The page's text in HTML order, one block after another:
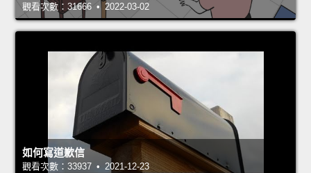
觀看次數：31666 • 2022-03-02
如何寫道歉信
觀看次數：33937 • 2021-12-23